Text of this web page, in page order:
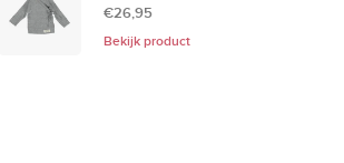
€26,95
Bekijk product